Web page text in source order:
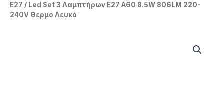
Ε27 / Led Set 3 Λαμπτήρων E27 A60 8.5W 806LM 220-
240V Θερμό Λευκό